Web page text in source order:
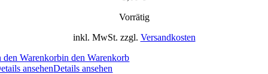
Vorrätig
inkl. MwSt. zzgl. Versandkosten
den Warenkorbin den Warenkorb
ansehenDetails ansehen